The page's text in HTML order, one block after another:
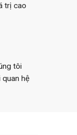
trị cao
tôi
hệ